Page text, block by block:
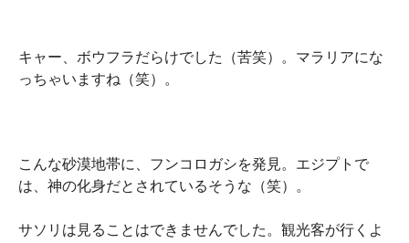
キャー、ボウフラだらけでした（苦笑）。マラリアにな
っちゃいますね（笑）。
こんな砂漠地帯に、フンコロガシを発見。エジプトで
は、神の化身だとされているそうな（笑）。
サソリは見ることはできませんでした。観光客が行くよ